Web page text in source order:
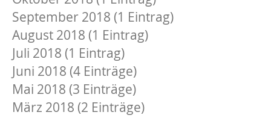
September 2018 (1 Eintrag)
August 2018 (1 Eintrag)
Juli 2018 (1 Eintrag)
Juni 2018 (4 Einträge)
Mai 2018 (3 Einträge)
März 2018 (2 Einträge)